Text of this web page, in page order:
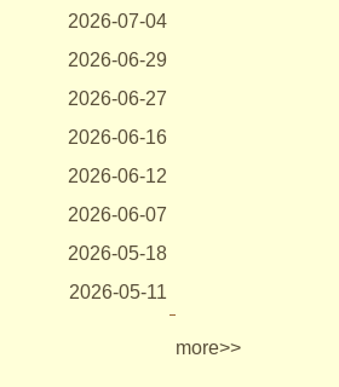
2026-07-04
2026-06-29
2026-06-27
2026-06-16
2026-06-12
2026-06-07
2026-05-18
2026-05-11
more>>